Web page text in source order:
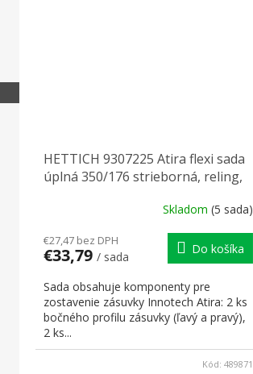
HETTICH 9307225 Atira flexi sada
úplná 350/176 strieborná, reling,
Skladom (5 sada)
€27,47 bez DPH
€33,79 / sada
Do košíka
Sada obsahuje komponenty pre
zostavenie zásuvky Innotech Atira: 2 ks
bočného profilu zásuvky (ľavý a pravý),
2 ks...
Kód: 489871